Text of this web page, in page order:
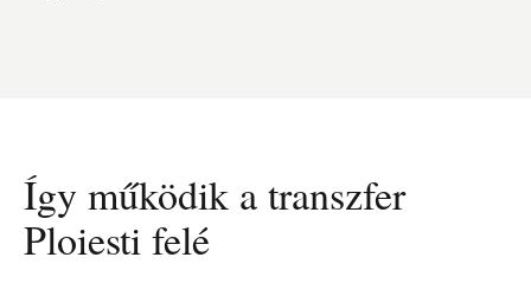
Így működik a transzfer
Ploiesti felé